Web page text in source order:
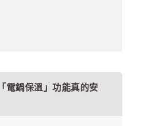
電鍋保溫」功能真的安